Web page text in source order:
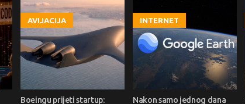
AVIJACIJA
Boeingu prijeti startup:
INTERNET
Nakon samo jednog dana